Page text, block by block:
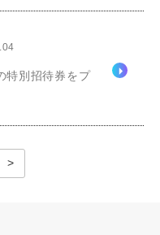
特別招待券をプ
>